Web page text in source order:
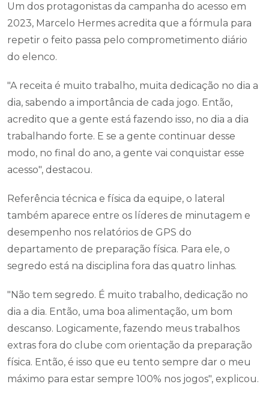
Um dos protagonistas da campanha do acesso em
2023, Marcelo Hermes acredita que a fórmula para
repetir o feito passa pelo comprometimento diário
do elenco.
"A receita é muito trabalho, muita dedicação no dia a
dia, sabendo a importância de cada jogo. Então,
acredito que a gente está fazendo isso, no dia a dia
trabalhando forte. E se a gente continuar desse
modo, no final do ano, a gente vai conquistar esse
acesso", destacou.
Referência técnica e física da equipe, o lateral
também aparece entre os líderes de minutagem e
desempenho nos relatórios de GPS do
departamento de preparação física. Para ele, o
segredo está na disciplina fora das quatro linhas.
"Não tem segredo. É muito trabalho, dedicação no
dia a dia. Então, uma boa alimentação, um bom
descanso. Logicamente, fazendo meus trabalhos
extras fora do clube com orientação da preparação
física. Então, é isso que eu tento sempre dar o meu
máximo para estar sempre 100% nos jogos", explicou.